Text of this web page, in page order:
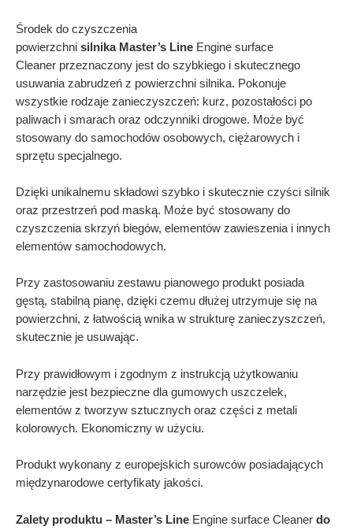
Środek do czyszczenia
powierzchni silnika Master’s Line Engine surface
Cleaner przeznaczony jest do szybkiego i skutecznego
usuwania zabrudzeń z powierzchni silnika. Pokonuje
wszystkie rodzaje zanieczyszczeń: kurz, pozostałości po
paliwach i smarach oraz odczynniki drogowe. Może być
stosowany do samochodów osobowych, ciężarowych i
sprzętu specjalnego.
Dzięki unikalnemu składowi szybko i skutecznie czyści silnik
oraz przestrzeń pod maską. Może być stosowany do
czyszczenia skrzyń biegów, elementów zawieszenia i innych
elementów samochodowych.
Przy zastosowaniu zestawu pianowego produkt posiada
gęstą, stabilną pianę, dzięki czemu dłużej utrzymuje się na
powierzchni, z łatwością wnika w strukturę zanieczyszczeń,
skutecznie je usuwając.
Przy prawidłowym i zgodnym z instrukcją użytkowaniu
narzędzie jest bezpieczne dla gumowych uszczelek,
elementów z tworzyw sztucznych oraz części z metali
kolorowych. Ekonomiczny w użyciu.
Produkt wykonany z europejskich surowców posiadających
międzynarodowe certyfikaty jakości.
Zalety produktu – Master’s Line Engine surface Cleaner do